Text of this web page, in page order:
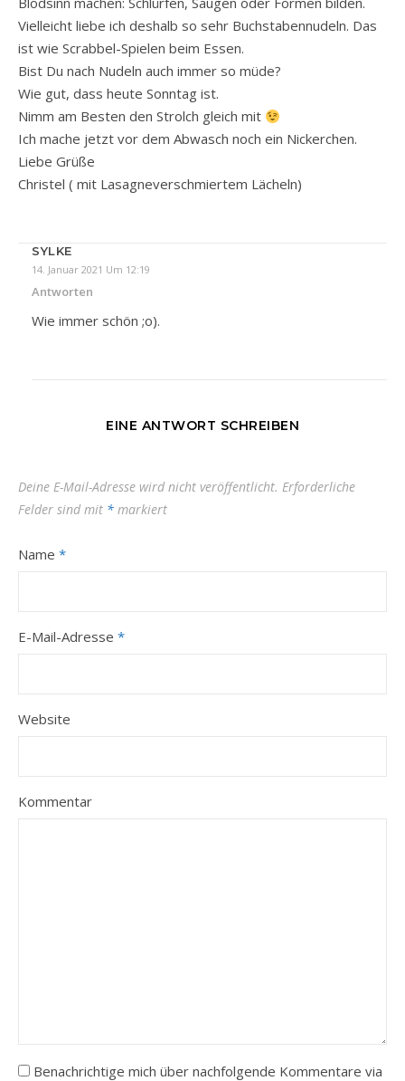
Vielleicht liebe ich deshalb so sehr Buchstabennudeln. Das
ist wie Scrabbel-Spielen beim Essen.
Bist Du nach Nudeln auch immer so müde?
Wie gut, dass heute Sonntag ist.
Nimm am Besten den Strolch gleich mit
Ich mache jetzt vor dem Abwasch noch ein Nickerchen.
Liebe Grüße
Christel ( mit Lasagneverschmiertem Lächeln)
SYLKE
14. Januar 2021 Um 12:19
Antworten
Wie immer schön ;o).
EINE ANTWORT SCHREIBEN
Deine E-Mail-Adresse wird nicht veröffentlicht. Erforderliche
Felder sind mit * markiert
Name *
E-Mail-Adresse *
Website
Kommentar
Benachrichtige mich über nachfolgende Kommentare via